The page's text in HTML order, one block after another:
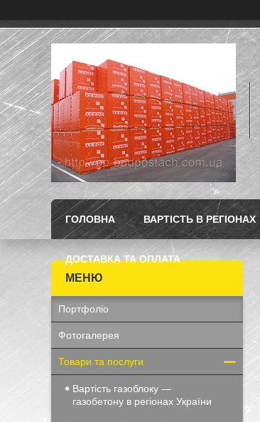
ГОЛОВНА ВАРТІСТЬ В РЕГІОНАХ
ДОСТАВКА ТА ОПЛАТА
Портфоліо
Фотогалерея
Товари та послуги
Вартість газоблоку —
газобетону в регіонах України